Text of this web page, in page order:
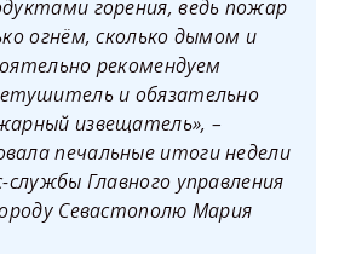
горения, ведь пожар
огнём, сколько дымом и
рекомендуем
и обязательно
извещатель», –
печальные итоги недели
службы Главного управления
Севастополю Мария